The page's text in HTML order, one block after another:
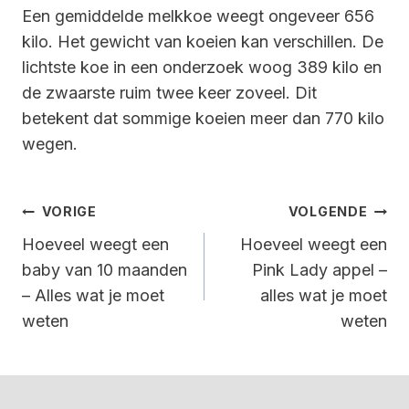
Een gemiddelde melkkoe weegt ongeveer 656
kilo. Het gewicht van koeien kan verschillen. De
lichtste koe in een onderzoek woog 389 kilo en
de zwaarste ruim twee keer zoveel. Dit
betekent dat sommige koeien meer dan 770 kilo
wegen.
Bericht
Navigatie
VORIGE
Hoeveel weegt een
baby van 10 maanden
– Alles wat je moet
weten
VOLGENDE
Hoeveel weegt een
Pink Lady appel –
alles wat je moet
weten